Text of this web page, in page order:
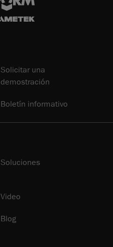
Solicitar una
demostración
Boletín informativo
Soluciones
Video
Blog